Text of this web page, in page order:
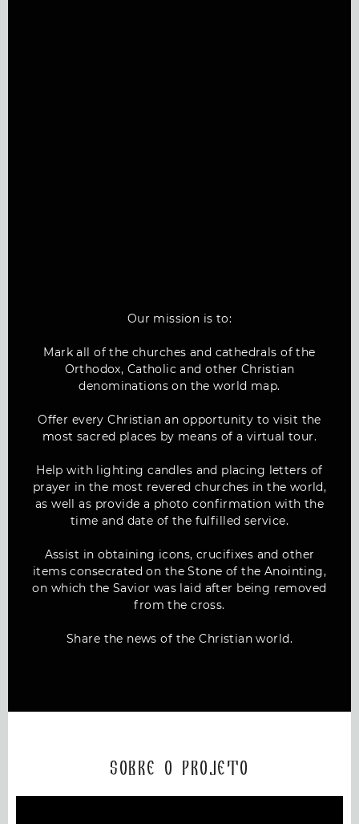
Our mission is to:
Mark all of the churches and cathedrals of the
Orthodox, Catholic and other Christian
denominations on the world map.
Offer every Christian an opportunity to visit the
most sacred places by means of a virtual tour.
Help with lighting candles and placing letters of
prayer in the most revered churches in the world,
as well as provide a photo confirmation with the
time and date of the fulfilled service.
Assist in obtaining icons, crucifixes and other
items consecrated on the Stone of the Anointing,
on which the Savior was laid after being removed
from the cross.
Share the news of the Christian world.
Sobre o projeto